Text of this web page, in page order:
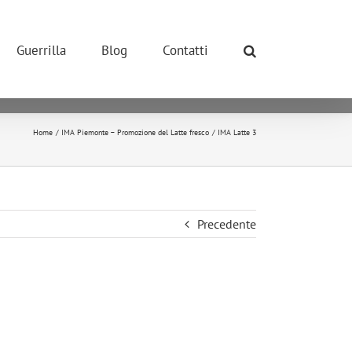
Guerrilla Blog Contatti
Home IMA Piemonte – Promozione del Latte fresco IMA Latte 3
Precedente